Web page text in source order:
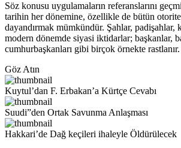
Söz konusu uygulamaların referanslarını
tarihin her dönemine, özellikle de bütün
dayandırmak mümkündür. Şahlar, padişahlar,
modern dönemde siyasi iktidarlar; başkanlar,
cumhurbaşkanları gibi birçok örnekte rastlanır.
Göz Atın
Kuytul’dan F. Erbakan’a Kürtçe Cevabı
Suudi”den Ortak Savunma Anlaşması
Hakkari’de Dağ keçileri ihaleyle Öldürülecek